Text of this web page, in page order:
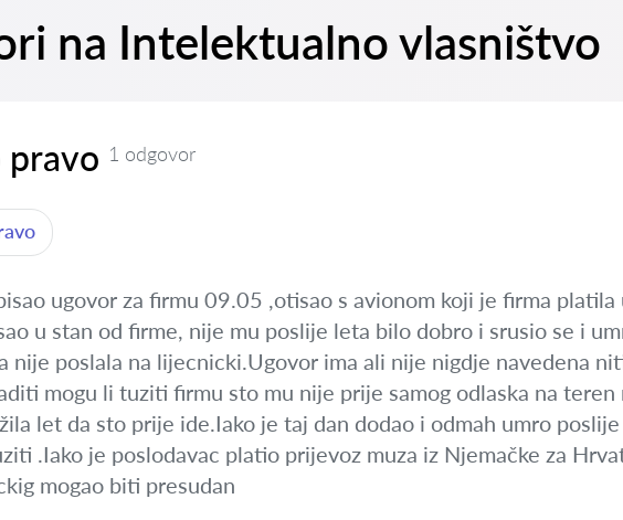
na Intelektualno vlasništvo
pravo 1 odgovor
ugovor za firmu 09.05 ,otisao s avionom koji je firma
u stan od firme, nije mu poslije leta bilo dobro i srusio se i
nije poslala na lijecnicki.Ugovor ima ali nije nigdje navedena
mogu li tuziti firmu sto mu nije prije samog odlaska na
let da sto prije ide.Iako je taj dan dodao i odmah umro
.Iako je poslodavac platio prijevoz muza iz Njemačke za
mogao biti presudan